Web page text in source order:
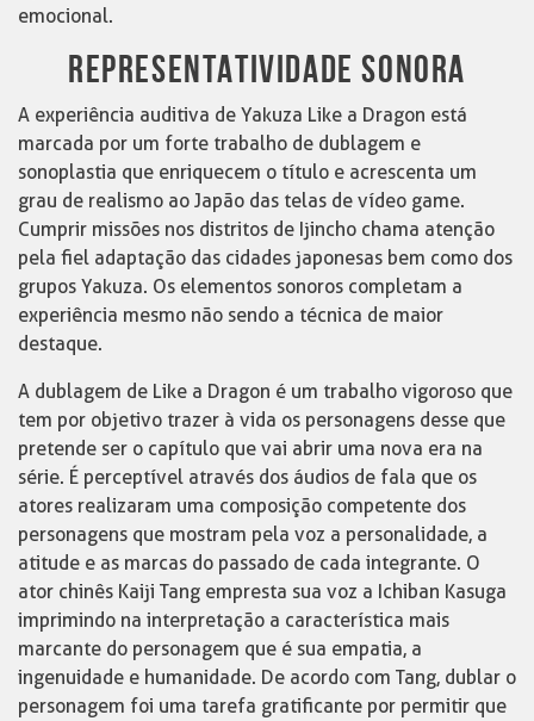
emocional.
REPRESENTATIVIDADE SONORA
A experiência auditiva de Yakuza Like a Dragon está
marcada por um forte trabalho de dublagem e
sonoplastia que enriquecem o título e acrescenta um
grau de realismo ao Japão das telas de vídeo game.
Cumprir missões nos distritos de Ijincho chama atenção
pela fiel adaptação das cidades japonesas bem como dos
grupos Yakuza. Os elementos sonoros completam a
experiência mesmo não sendo a técnica de maior
destaque.
A dublagem de Like a Dragon é um trabalho vigoroso que
tem por objetivo trazer à vida os personagens desse que
pretende ser o capítulo que vai abrir uma nova era na
série. É perceptível através dos áudios de fala que os
atores realizaram uma composição competente dos
personagens que mostram pela voz a personalidade, a
atitude e as marcas do passado de cada integrante. O
ator chinês Kaiji Tang empresta sua voz a Ichiban Kasuga
imprimindo na interpretação a característica mais
marcante do personagem que é sua empatia, a
ingenuidade e humanidade. De acordo com Tang, dublar o
personagem foi uma tarefa gratificante por permitir que